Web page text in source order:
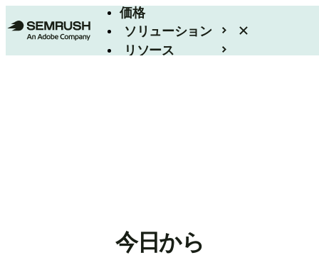
価格
ソリューション
リソース
今日から